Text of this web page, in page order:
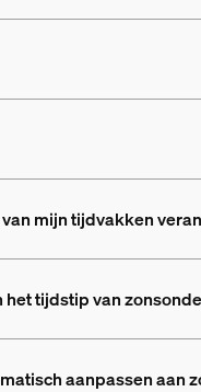
mijn tijdvakken
tijdstip van
aanpassen aan